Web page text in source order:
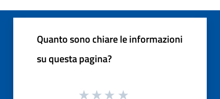
Quanto sono chiare le informazioni
su questa pagina?